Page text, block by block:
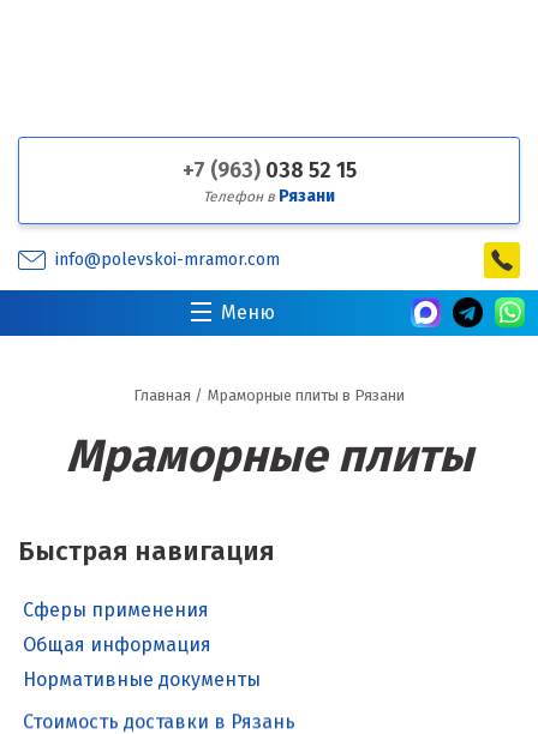
+7 (963) 038 52 15
Телефон в Рязани
info@polevskoi-mramor.com
Меню
Главная / Мраморные плиты в Рязани
Мраморные плиты
Быстрая навигация
Сферы применения
Общая информация
Нормативные документы
Стоимость доставки в Рязань